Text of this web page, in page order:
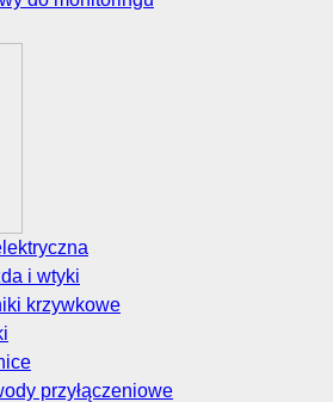
i wtyki
krzywkowe
przyłączeniowe